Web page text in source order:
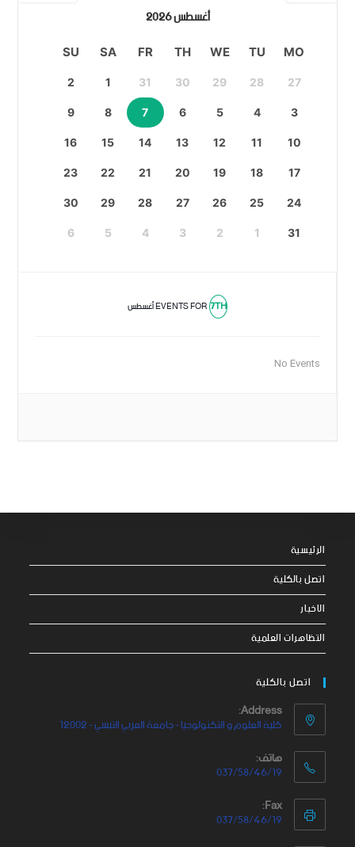
أغسطس 2026
MO
TU
WE
TH
FR
SA
SU
27
28
29
30
31
1
2
3
4
5
6
7
8
9
10
11
12
13
14
15
16
17
18
19
20
21
22
23
24
25
26
27
28
29
30
31
1
2
3
4
5
6
EVENTS FOR7TH أغسطس
No Events
الرئيسية
اتصل بالكلية
الاخبار
التظاهرات العلمية
اتصل بالكلية
Address:
كلية العلوم و التكنولوجيا - جامعة العربي التبسي - 12002
هاتف:
037/58/46/19
Fax:
037/58/46/19